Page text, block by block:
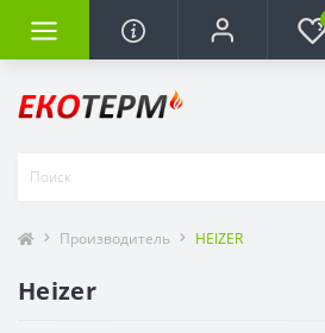
Производитель HEIZER
Heizer